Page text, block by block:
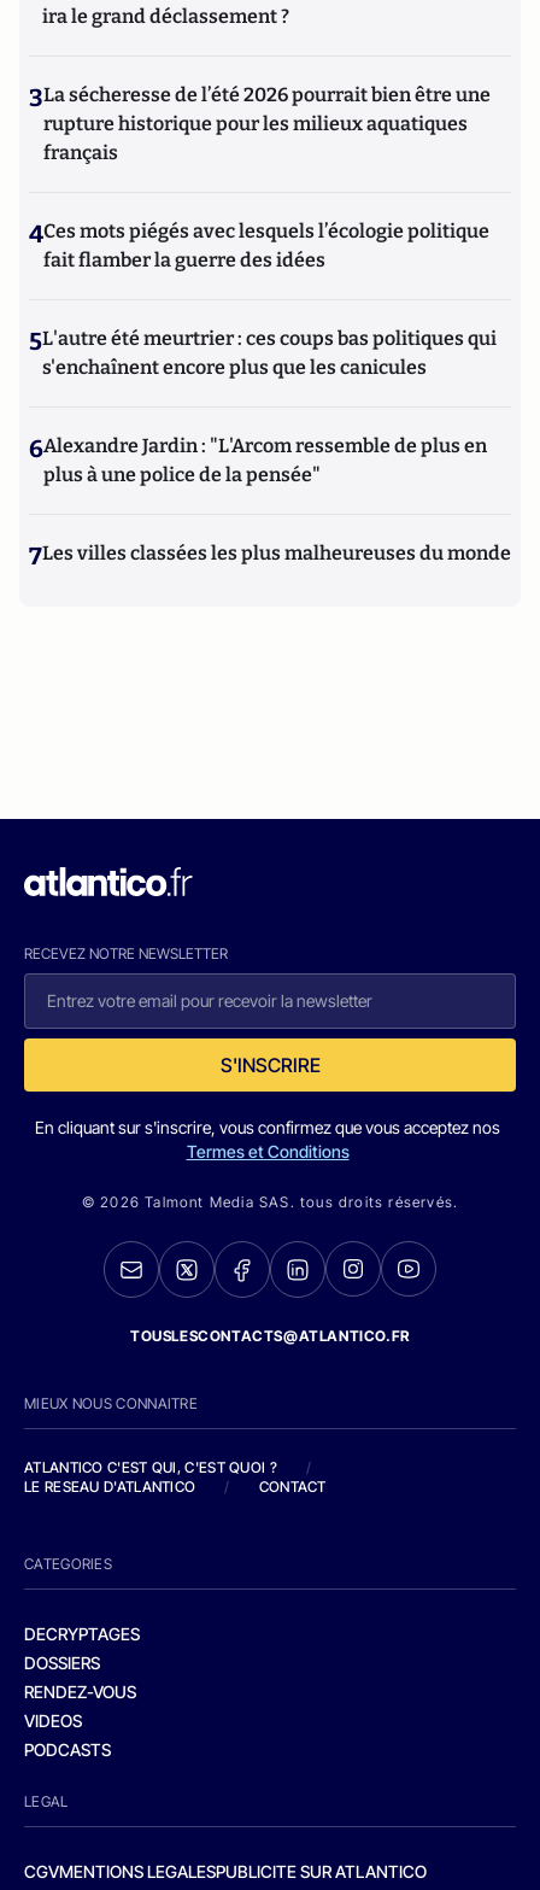
ira le grand déclassement ?
3La sécheresse de l’été 2026 pourrait bien être une
rupture historique pour les milieux aquatiques
français
4Ces mots piégés avec lesquels l’écologie politique
fait flamber la guerre des idées
5L'autre été meurtrier : ces coups bas politiques qui
s'enchaînent encore plus que les canicules
6Alexandre Jardin : "L'Arcom ressemble de plus en
plus à une police de la pensée"
7Les villes classées les plus malheureuses du monde
RECEVEZ NOTRE NEWSLETTER
S'INSCRIRE
En cliquant sur s'inscrire, vous confirmez que vous acceptez nos
Termes et Conditions
© 2026 Talmont Media SAS. tous droits réservés.
TOUSLESCONTACTS@ATLANTICO.FR
MIEUX NOUS CONNAITRE
ATLANTICO C'EST QUI, C'EST QUOI ?
/
LE RESEAU D'ATLANTICO
/ CONTACT
CATEGORIES
DECRYPTAGES
DOSSIERS
RENDEZ-VOUS
VIDEOS
PODCASTS
LEGAL
CGVMENTIONS LEGALESPUBLICITE SUR ATLANTICO